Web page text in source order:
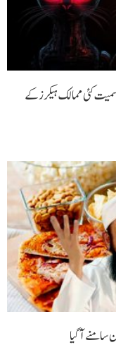
کئی ممالک ہیکرز کے
سامنے آگیا